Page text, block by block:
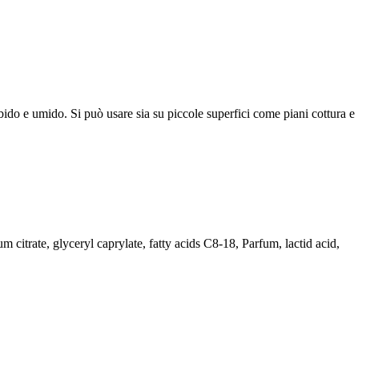
e umido. Si può usare sia su piccole superfici come piani cottura e
citrate, glyceryl caprylate, fatty acids C8-18, Parfum, lactid acid,